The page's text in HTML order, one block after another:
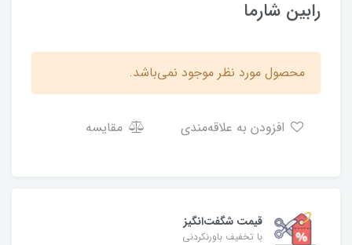
رابین شارما
محصول مورد نظر موجود نمی‌باشد.
مقایسه
قیمت شگفت‌انگیز
با تخفیف باورنکردنی